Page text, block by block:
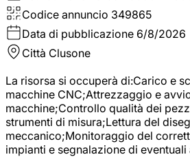
Codice annuncio 349865
Data di pubblicazione 6/8/2026
Città Clusone
La risorsa si occuperà di:Carico e
macchine CNC;Attrezzaggio e
macchine;Controllo qualità dei
strumenti di misura;Lettura del
meccanico;Monitoraggio del
impianti e segnalazione di eventuali